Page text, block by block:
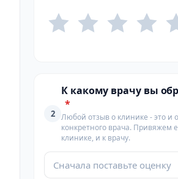
2
К какому врачу вы
*
Любой отзыв о клинике - это и
конкретного врача. Привяжем
клинике, и к врачу.
Сначала поставьте оценку